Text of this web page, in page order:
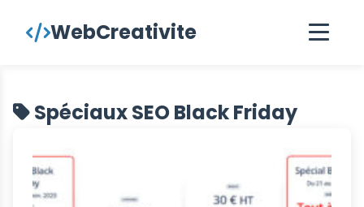
principalWebCreativite
Spéciaux SEO Black Friday